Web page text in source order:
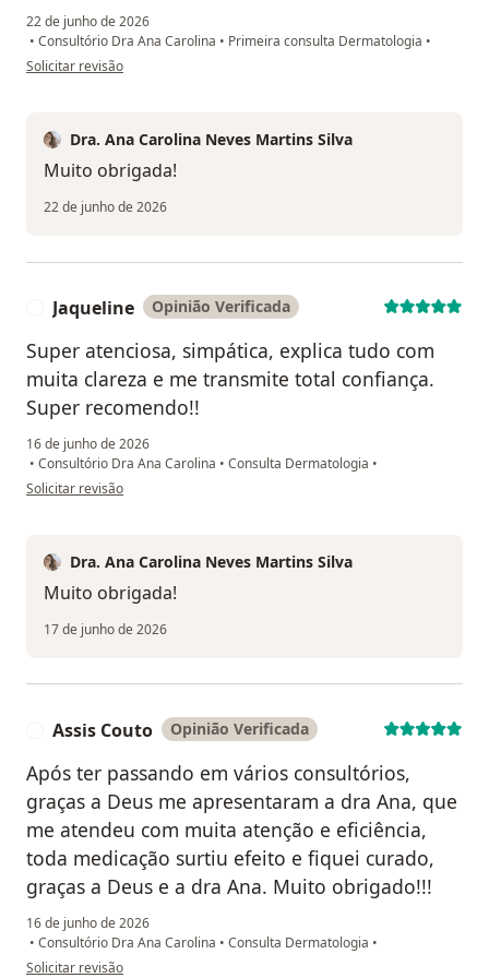
22 de junho de 2026
• Consultório Dra Ana Carolina • Primeira consulta Dermatologia •
na opinião do utilizador Rachel
Solicitar revisão
Dra. Ana Carolina Neves Martins Silva
Muito obrigada!
22 de junho de 2026
Jaqueline Opinião Verificada
Super atenciosa, simpática, explica tudo com
muita clareza e me transmite total confiança.
Super recomendo!!
16 de junho de 2026
• Consultório Dra Ana Carolina • Consulta Dermatologia •
na opinião do utilizador Jaqueline
Solicitar revisão
Dra. Ana Carolina Neves Martins Silva
Muito obrigada!
17 de junho de 2026
Assis Couto Opinião Verificada
Após ter passando em vários consultórios,
graças a Deus me apresentaram a dra Ana, que
me atendeu com muita atenção e eficiência,
toda medicação surtiu efeito e fiquei curado,
graças a Deus e a dra Ana. Muito obrigado!!!
16 de junho de 2026
• Consultório Dra Ana Carolina • Consulta Dermatologia •
na opinião do utilizador Assis Couto
Solicitar revisão